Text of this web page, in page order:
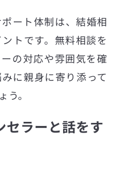
ート体制は、結婚相
トです。無料相談を
の対応や雰囲気を確
に親身に寄り添って
。
セラーと話をす